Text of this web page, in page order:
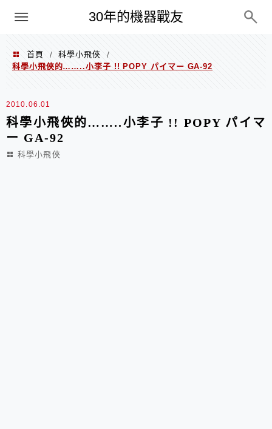
30年的機器戰友
PC
首頁 / 科學小飛俠
/
科學小飛俠的……..小李子 !! POPY パイマー GA-92
2010.06.01
科學小飛俠的……..小李子 !! POPY パイマ
ー GA-92
科學小飛俠